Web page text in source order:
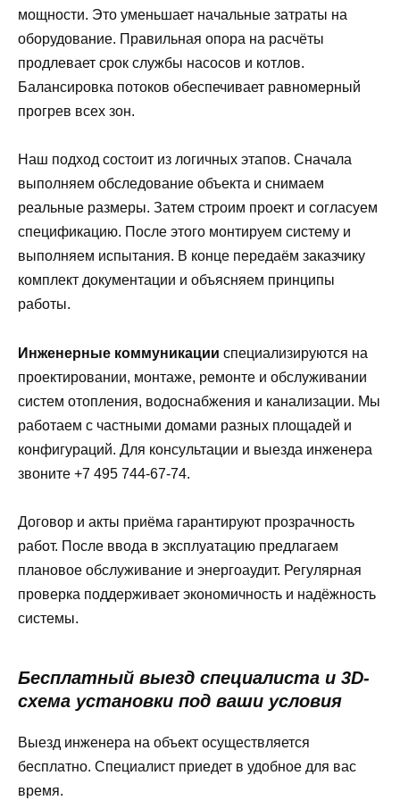
мощности. Это уменьшает начальные затраты на
оборудование. Правильная опора на расчёты
продлевает срок службы насосов и котлов.
Балансировка потоков обеспечивает равномерный
прогрев всех зон.
Наш подход состоит из логичных этапов. Сначала
выполняем обследование объекта и снимаем
реальные размеры. Затем строим проект и согласуем
спецификацию. После этого монтируем систему и
выполняем испытания. В конце передаём заказчику
комплект документации и объясняем принципы
работы.
Инженерные коммуникации специализируются на
проектировании, монтаже, ремонте и обслуживании
систем отопления, водоснабжения и канализации. Мы
работаем с частными домами разных площадей и
конфигураций. Для консультации и выезда инженера
звоните +7 495 744-67-74.
Договор и акты приёма гарантируют прозрачность
работ. После ввода в эксплуатацию предлагаем
плановое обслуживание и энергоаудит. Регулярная
проверка поддерживает экономичность и надёжность
системы.
Бесплатный выезд специалиста и 3D-
схема установки под ваши условия
Выезд инженера на объект осуществляется
бесплатно. Специалист приедет в удобное для вас
время.